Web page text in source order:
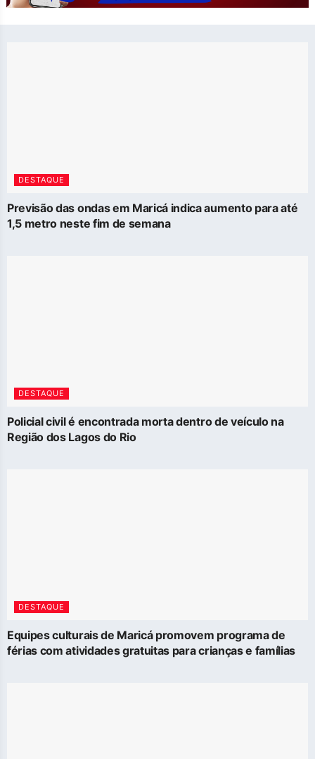
DESTAQUE
Previsão das ondas em Maricá indica aumento para até
1,5 metro neste fim de semana
DESTAQUE
Policial civil é encontrada morta dentro de veículo na
Região dos Lagos do Rio
DESTAQUE
Equipes culturais de Maricá promovem programa de
férias com atividades gratuitas para crianças e famílias